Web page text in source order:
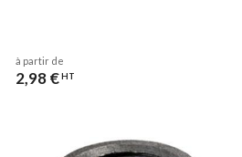
à partir de
2,98 €HT